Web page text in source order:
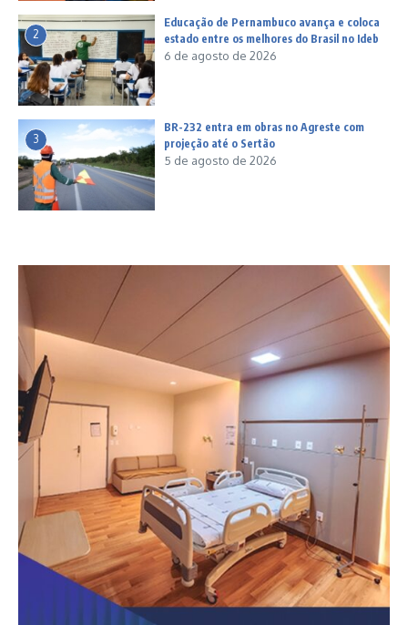
2
Educação de Pernambuco avança e coloca
estado entre os melhores do Brasil no Ideb
6 de agosto de 2026
3
BR-232 entra em obras no Agreste com
projeção até o Sertão
5 de agosto de 2026